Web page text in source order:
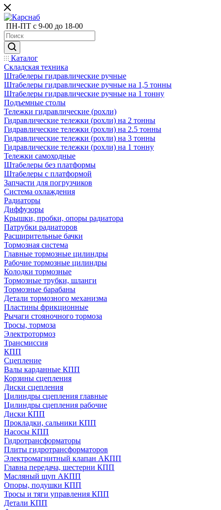
ПН-ПТ с 9-00 до 18-00
Каталог
Складская техника
Штабелеры гидравлические ручные
Штабелеры гидравлические ручные на 1,5 тонны
Штабелеры гидравлические ручные на 1 тонну
Подъемные столы
Тележки гидравлические (рохли)
Гидравлические тележки (рохли) на 2 тонны
Гидравлические тележки (рохли) на 2.5 тонны
Гидравлические тележки (рохли) на 3 тонны
Гидравлические тележки (рохли) на 1 тонну
Тележки самоходные
Штабелеры без платформы
Штабелеры с платформой
Запчасти для погрузчиков
Система охлаждения
Радиаторы
Диффузоры
Крышки, пробки, опоры радиатора
Патрубки радиаторов
Расширительные бачки
Тормозная система
Главные тормозные цилиндры
Рабочие тормозные цилиндры
Колодки тормозные
Тормозные трубки, шланги
Тормозные барабаны
Детали тормозного механизма
Пластины фрикционные
Рычаги стояночного тормоза
Тросы, тормоза
Электротормоз
Трансмиссия
КПП
Сцепление
Валы карданные КПП
Корзины сцепления
Диски сцепления
Цилиндры сцепления главные
Цилиндры сцепления рабочие
Диски КПП
Прокладки, сальники КПП
Насосы КПП
Гидротрансформаторы
Плиты гидротрансформаторов
Электромагнитный клапан АКПП
Главна передача, шестерни КПП
Масляный щуп АКПП
Опоры, подушки КПП
Тросы и тяги управления КПП
Детали КПП